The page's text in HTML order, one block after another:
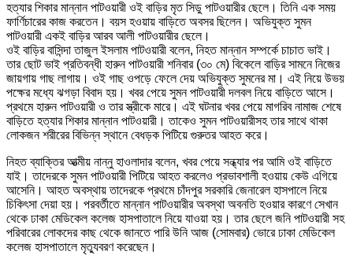
হত্যার শিকার মান্নান পাটওয়ারী ওই বাড়ির মৃত সিডু পাটওয়ারীর ছেলে। তিনি এক সময়
ফার্ণিচারের কাজ করতেন। বয়স হওয়ায় বাড়িতে অবসর ছিলেন। অভিযুক্ত সুমন
পাটওয়ারী একই বাড়ির আরব আলী পাটওয়ারীর ছেলে।
ওই বাড়ির বাসিন্দা তাজুল ইসলাম পাটওয়ারী বলেন, নিহত মান্নান সম্পর্কে চাচাত ভাই।
তার ছোট ভাই প্রতিবন্ধী হারুন পাটওয়ারী শনিবার (৩০ মে) বিকেলে বাড়ির সামনে নিজের
জায়গায় গাছ লাগায়। ওই গাছ ওপড়ে ফেলে দেয় অভিযুক্ত সুমনের মা। এই নিয়ে উভয়
পক্ষের মধ্যে ঝগড়া বিবাদ হয়। খবর পেয়ে সুমন পাটওয়ারী দলবল নিয়ে বাড়িতে আসে।
প্রথমে হারুন পাটওয়ারী ও তার স্ত্রীকে মারে। এই ঘটনার খবর পেয়ে মাগরিব নামাজ শেষে
বাড়িতে হত্যার শিকার মান্নান পাটওয়ারী। তাকেও সুমন পাটওয়ারীসহ তার সাথে থাকা
লোকজন শরীরের বিভিন্ন স্থানে বেধড়ক পিটিয়ে গুরুতর আহত করে।
নিহত ব্যাক্তির আত্মীয় নান্নু হাওলাদার বলেন, খবর পেয়ে সন্ধ্যার পর আমি ওই বাড়িতে
যাই। তাদেরকে সুমন পাটওয়ারী পিটিয়ে আহত করলেও প্রভাবশালী হওয়ায় কেউ এগিয়ে
আসেনি। আহত অবস্থায় তাদেরকে প্রথমে চাঁদপুর সরকারি জেনারেল হাসপালে নিয়ে
চিকিৎসা দেয়া হয়। পরবর্তীতে মান্নান পাটওয়ারীর অবস্থা অবনতি হওয়ার কারণে সেখান
থেকে ঢাকা মেডিকেল কলেজ হাসপাতালে নিয়ে যাওয়া হয়। তার ছেলে জনি পাটওয়ারী সহ
পরিবারের লোকদের কাছ থেকে জানতে পারি উনি আজ (সোমবার) ভোরে ঢাকা মেডিকেল
কলেজ হাসপাতালে মৃত্যুবরণ করেছেন।